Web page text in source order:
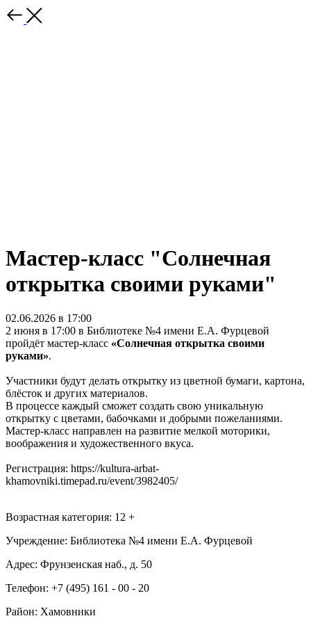
Мастер-класс "Солнечная
открытка своими руками"
02.06.2026 в 17:00
2 июня в 17:00 в Библиотеке №4 имени Е.А. Фурцевой
пройдёт мастер-класс «Солнечная открытка своими
руками».
Участники будут делать открытку из цветной бумаги, картона,
блёсток и других материалов.
В процессе каждый сможет создать свою уникальную
открытку с цветами, бабочками и добрыми пожеланиями.
Мастер-класс направлен на развитие мелкой моторики,
воображения и художественного вкуса.
Регистрация: https://kultura-arbat-
khamovniki.timepad.ru/event/3982405/
Возрастная категория: 12 +
Учреждение: Библиотека №4 имени Е.А. Фурцевой
Адрес: Фрунзенская наб., д. 50
Телефон: +7 (495) 161 - 00 - 20
Район: Хамовники